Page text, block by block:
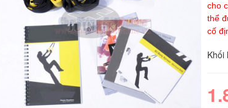
cho
thể
cố
Khối